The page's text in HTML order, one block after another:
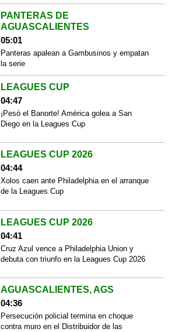
PANTERAS DE
AGUASCALIENTES
05:01
Panteras apalean a Gambusinos y empatan
la serie
LEAGUES CUP
04:47
¡Pesó el Banorte! América golea a San
Diego en la Leagues Cup
LEAGUES CUP 2026
04:44
Xolos caen ante Philadelphia en el arranque
de la Leagues Cup
LEAGUES CUP 2026
04:41
Cruz Azul vence a Philadelphia Union y
debuta con triunfo en la Leagues Cup 2026
AGUASCALIENTES, AGS
04:36
Persecución policial termina en choque
contra muro en el Distribuidor de las